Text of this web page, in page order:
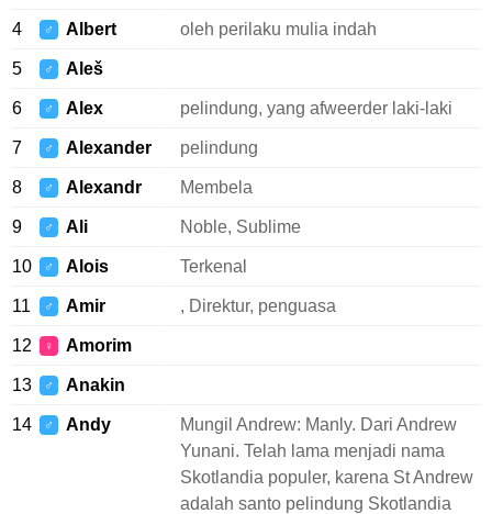
4 ♂ Albert oleh perilaku mulia indah
5 ♂ Aleš
6 ♂ Alex pelindung, yang afweerder laki-laki
7 ♂ Alexander pelindung
8 ♂ Alexandr Membela
9 ♂ Ali Noble, Sublime
10 ♂ Alois Terkenal
11 ♂ Amir , Direktur, penguasa
12 ♀ Amorim
13 ♂ Anakin
14 ♂ Andy
Mungil Andrew: Manly. Dari Andrew
Yunani. Telah lama menjadi nama
Skotlandia populer, karena St Andrew
adalah santo pelindung Skotlandia